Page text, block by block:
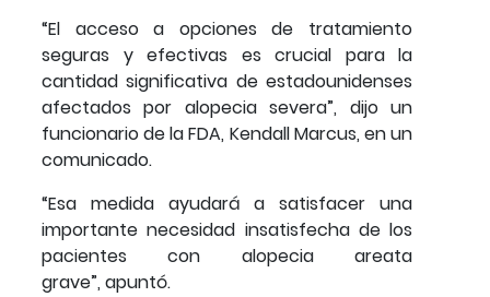
“El acceso a opciones de tratamiento
seguras y efectivas es crucial para la
cantidad significativa de estadounidenses
afectados por alopecia severa”, dijo un
funcionario de la FDA, Kendall Marcus, en un
comunicado.
“Esa medida ayudará a satisfacer una
importante necesidad insatisfecha de los
pacientes con alopecia areata
grave”, apuntó.